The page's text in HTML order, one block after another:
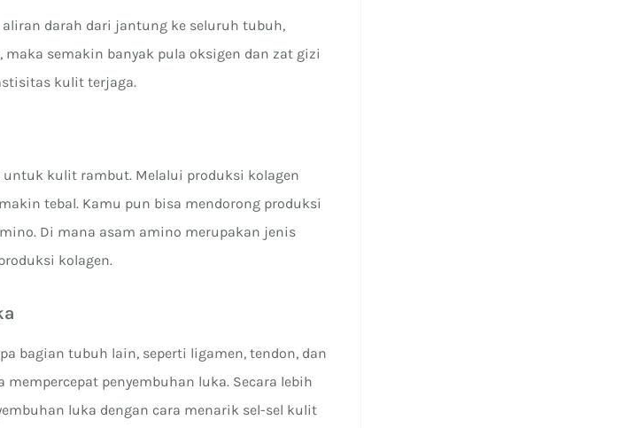
darah dari jantung ke seluruh tubuh,
semakin banyak pula oksigen dan zat gizi
kulit terjaga.
kulit rambut. Melalui produksi kolagen
tebal. Kamu pun bisa mendorong produksi
Di mana asam amino merupakan jenis
kolagen.
bagian tubuh lain, seperti ligamen, tendon, dan
penyembuhan luka. Secara lebih
luka dengan cara menarik sel-sel kulit